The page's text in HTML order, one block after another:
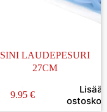
SINI LAUDEPESURI
27CM
9.95 €
Lisää